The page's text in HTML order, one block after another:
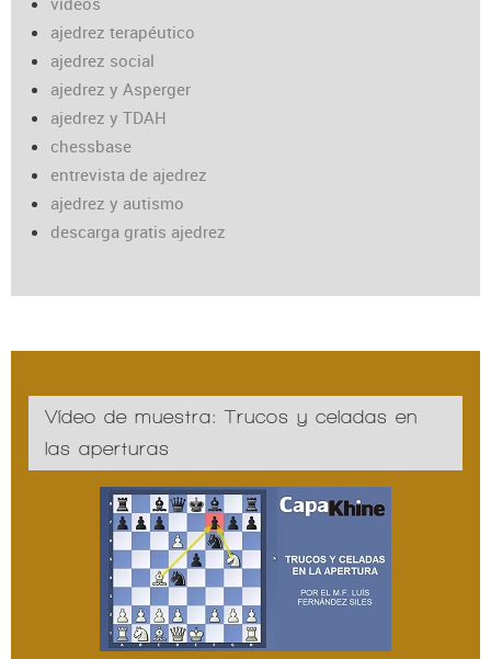
ajedrez terapéutico
ajedrez social
ajedrez y Asperger
ajedrez y TDAH
chessbase
entrevista de ajedrez
ajedrez y autismo
descarga gratis ajedrez
Vídeo de muestra: Trucos y celadas en
las aperturas